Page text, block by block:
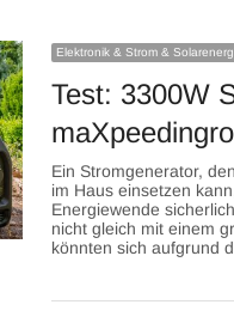
Elektronik & Strom &
Test: 3300W
Ein Stromgenerator,
im Haus einsetzen
Energiewende
nicht gleich mit einem
könnten sich aufgrund